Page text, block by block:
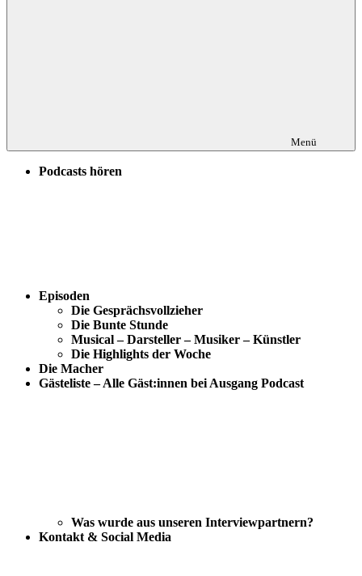
Menü
Podcasts hören
Episoden
Die Gesprächsvollzieher
Die Bunte Stunde
Musical – Darsteller – Musiker – Künstler
Die Highlights der Woche
Die Macher
Gästeliste – Alle Gäst:innen bei Ausgang Podcast
Was wurde aus unseren Interviewpartnern?
Kontakt & Social Media